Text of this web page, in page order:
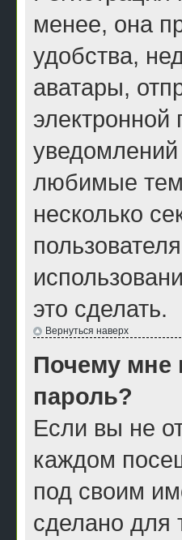
менее, она
удобства,
аватары,
электронной
любимые
несколько
это сделать.
Вернуться наверх
Почему мне
пароль?
Если вы не
каждом
под своим
сделано для